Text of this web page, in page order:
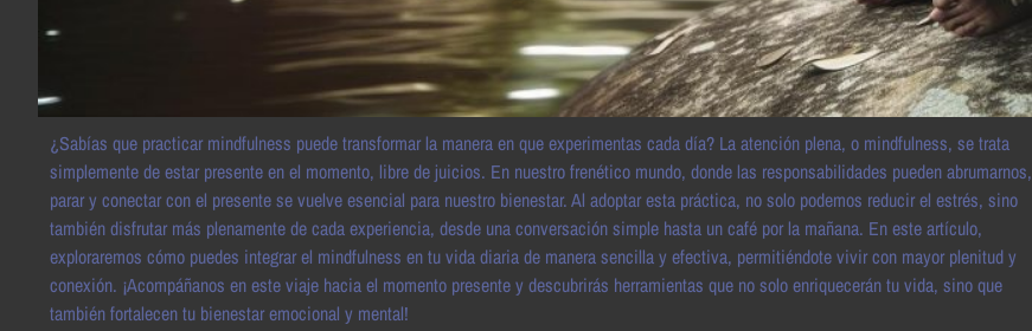
¿Sabías que practicar mindfulness puede transformar la manera en que experimentas cada día? La atención plena, o mindfulness, se trata
simplemente de estar presente en el momento, libre de juicios. En nuestro frenético mundo, donde las responsabilidades pueden abrumarnos,
parar y conectar con el presente se vuelve esencial para nuestro bienestar. Al adoptar esta práctica, no solo podemos reducir el estrés, sino
también disfrutar más plenamente de cada experiencia, desde una conversación simple hasta un café por la mañana. En este artículo,
exploraremos cómo puedes integrar el mindfulness en tu vida diaria de manera sencilla y efectiva, permitiéndote vivir con mayor plenitud y
conexión. ¡Acompáñanos en este viaje hacia el momento presente y descubrirás herramientas que no solo enriquecerán tu vida, sino que
también fortalecen tu bienestar emocional y mental!